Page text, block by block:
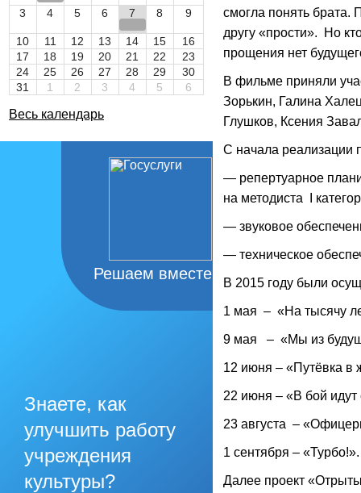
3 4 5 6 7 8 9
10 11 12 13 14 15
16
17
18 19 20 21 22
23
24
25 26 27 28 29
30
31
1 2 3 4 5 6
Весь календарь
Решаем вместе
Знаете, как
улучшить работу
учреждения
культуры?
смогла понять брата.
другу «прости». Но
прощения нет
В фильме приняли
Зорькин, Галина
Глушков, Ксения
С начала реализации
— репертуарное
на методиста I
— звуковое
— техническое
В 2015 году были
1 мая – «На тысячу
9 мая – «Мы из
12 июня – «Путёвка в
22 июня – «В бой идут
23 августа –
1 сентября – «Турбо!».
Далее проект